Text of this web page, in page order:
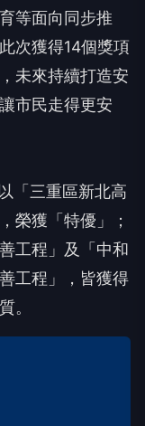
等面向同步推
次獲得14個獎項
未來持續打造安
市民走得更安
「三重區新北高
榮獲「特優」；
工程」及「中和
工程」，皆獲得
。